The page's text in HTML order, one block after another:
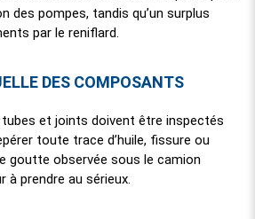
des pompes, tandis qu’un surplus
par le reniflard.
DES COMPOSANTS
et joints doivent être inspectés
toute trace d’huile, fissure ou
goutte observée sous le camion
à prendre au sérieux.